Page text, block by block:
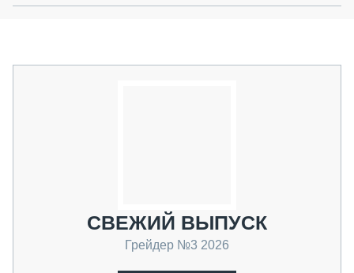
СВЕЖИЙ ВЫПУСК
Грейдер №3 2026